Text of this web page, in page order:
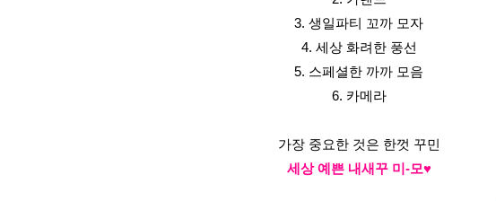
3. 생일파티 꼬까 모자
4. 세상 화려한 풍선
5. 스페셜한 까까 모음
6. 카메라
가장 중요한 것은 한껏 꾸민
세상 예쁜 내새꾸 미-모♥